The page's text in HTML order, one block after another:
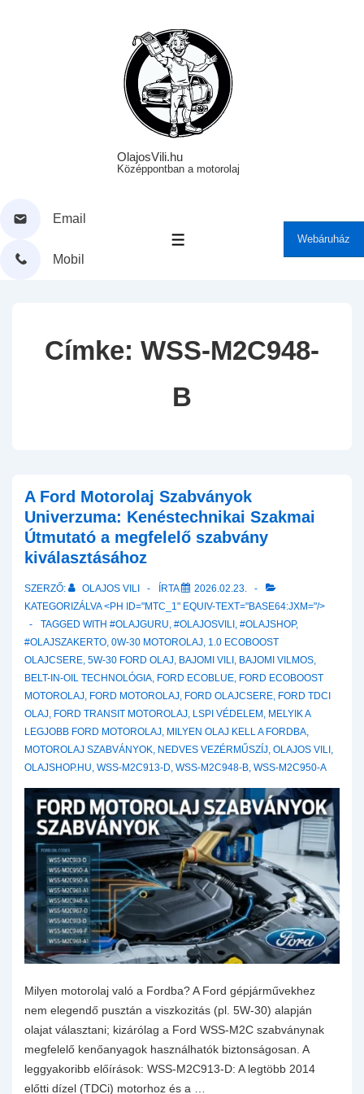
OlajosVili.hu
Középpontban a motorolaj
Email
Mobil
MENÜ Webáruház
Címke: WSS-M2C948-
B
A Ford Motorolaj Szabványok
Univerzuma: Kenéstechnikai Szakmai
Útmutató a megfelelő szabvány
kiválasztásához
SZERZŐ: OLAJOS VILI ÍRTA
2026.02.23.
KATEGORIZÁLVA <PH ID="MTC_1" EQUIV-TEXT="BASE64:JXM="/>
TAGGED WITH #OLAJGURU, #OLAJOSVILI , #OLAJSHOP,
#OLAJSZAKERTO, 0W-30 MOTOROLAJ, 1.0 ECOBOOST
OLAJCSERE, 5W-30 FORD OLAJ, BAJOMI VILI , BAJOMI VILMOS,
BELT-IN-OIL TECHNOLÓGIA, FORD ECOBLUE, FORD ECOBOOST
MOTOROLAJ, FORD MOTOROLAJ, FORD OLAJCSERE, FORD TDCI
OLAJ, FORD TRANSIT MOTOROLAJ, LSPI VÉDELEM , MELYIK A
LEGJOBB FORD MOTOROLAJ, MILYEN OLAJ KELL A FORDBA,
MOTOROLAJ SZABVÁNYOK, NEDVES VEZÉRMŰSZÍJ, OLAJOS VILI ,
OLAJSHOP.HU, WSS-M2C913-D, WSS-M2C948-B, WSS-M2C950-A
Milyen motorolaj való a Fordba? A Ford gépjárművekhez
nem elegendő pusztán a viszkozitás (pl. 5W-30) alapján
olajat választani; kizárólag a Ford WSS-M2C szabványnak
megfelelő kenőanyagok használhatók biztonságosan. A
leggyakoribb előírások: WSS-M2C913-D: A legtöbb 2014
előtti dízel (TDCi) motorhoz és a …